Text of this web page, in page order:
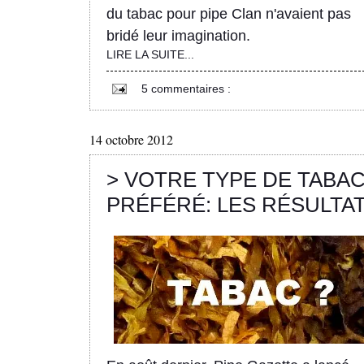
du tabac pour pipe Clan n'avaient pas
bridé leur imagination.
LIRE LA SUITE...
5 commentaires :
14 octobre 2012
> VOTRE TYPE DE
PRÉFÉRÉ: LES